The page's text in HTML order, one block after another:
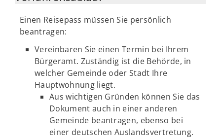
Einen Reisepass müssen Sie persönlich
beantragen:
Vereinbaren Sie einen Termin bei Ihrem
Bürgeramt. Zuständig ist die Behörde, in
welcher Gemeinde oder Stadt Ihre
Hauptwohnung liegt.
Aus wichtigen Gründen können Sie das
Dokument auch in einer anderen
Gemeinde beantragen, ebenso bei
einer deutschen Auslandsvertretung.